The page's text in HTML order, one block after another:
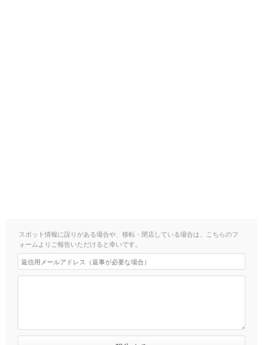
スポット情報に誤りがある場合や、移転・閉店している場合は、こちらのフ
ォームよりご報告いただけると幸いです。